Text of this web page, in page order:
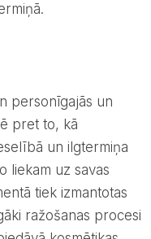
pret to, kā
un ilgtermiņa
liekam uz savas
tiek izmantotas
ražošanas procesi